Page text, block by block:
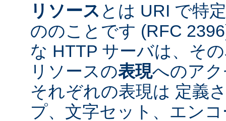
リソース とは URI で特
ののことです (RFC
な HTTP サーバは、そ
リソースの表現へのア
それぞれの表現は 定義
プ、文字セット、エン